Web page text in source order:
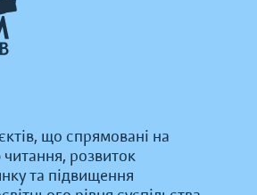
що спрямовані на
розвиток
та підвищення